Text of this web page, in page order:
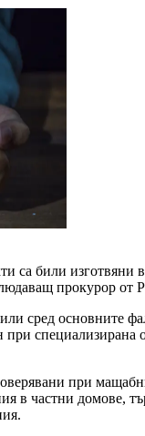
са били
прокурор от
сред основните
при
частни домове,